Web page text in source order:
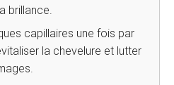
brillance.
capillaires une fois par
la chevelure et lutter